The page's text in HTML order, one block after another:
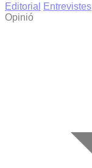
Editorial
Entrevistes
Opinió